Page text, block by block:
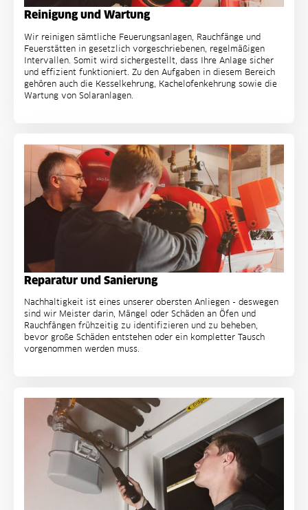
Reinigung und Wartung
Wir reinigen sämtliche Feuerungsanlagen, Rauchfänge und
Feuerstätten in gesetzlich vorgeschriebenen, regelmäßigen
Intervallen. Somit wird sichergestellt, dass Ihre Anlage sicher
und effizient funktioniert. Zu den Aufgaben in diesem Bereich
gehören auch die Kesselkehrung, Kachelofenkehrung sowie die
Wartung von Solaranlagen.
Reparatur und Sanierung
Nachhaltigkeit ist eines unserer obersten Anliegen - deswegen
sind wir Meister darin, Mängel oder Schäden an Öfen und
Rauchfängen frühzeitig zu identifizieren und zu beheben,
bevor große Schäden entstehen oder ein kompletter Tausch
vorgenommen werden muss.